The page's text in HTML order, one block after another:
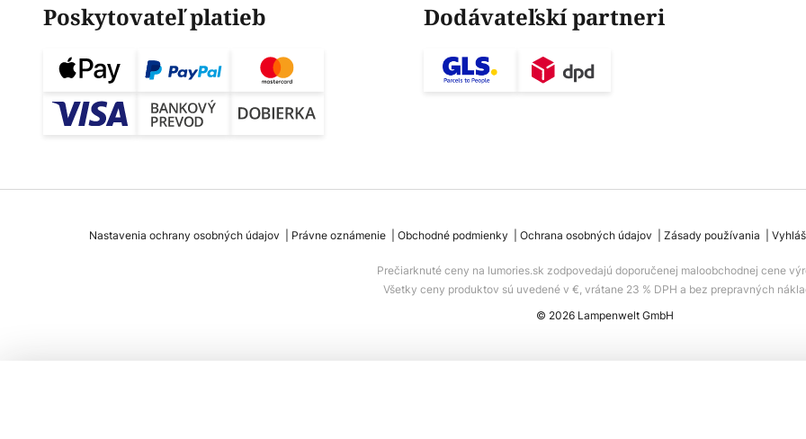
Poskytovateľ platieb Dodávateľskí partneri
Nastavenia ochrany osobných údajov Právne oznámenie Obchodné podmienky Ochrana osobných údajov Zásady používania
Prečiarknuté ceny na lumories.sk zodpovedajú doporučenej maloobchodnej cene
Všetky ceny produktov sú uvedené v €, vrátane 23 % DPH a bez prepravných
© 2026 Lampenwelt GmbH